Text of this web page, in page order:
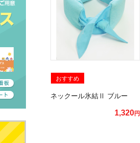
おすすめ
ネックール氷結Ⅱ ブルー
1,320円